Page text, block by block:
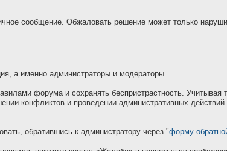
сообщение. Обжаловать решение может только
а именно администраторы и модераторы.
форума и сохранять беспристрастность. Учитывая
конфликтов и проведении административных действий
обратившись к администратору через "форму